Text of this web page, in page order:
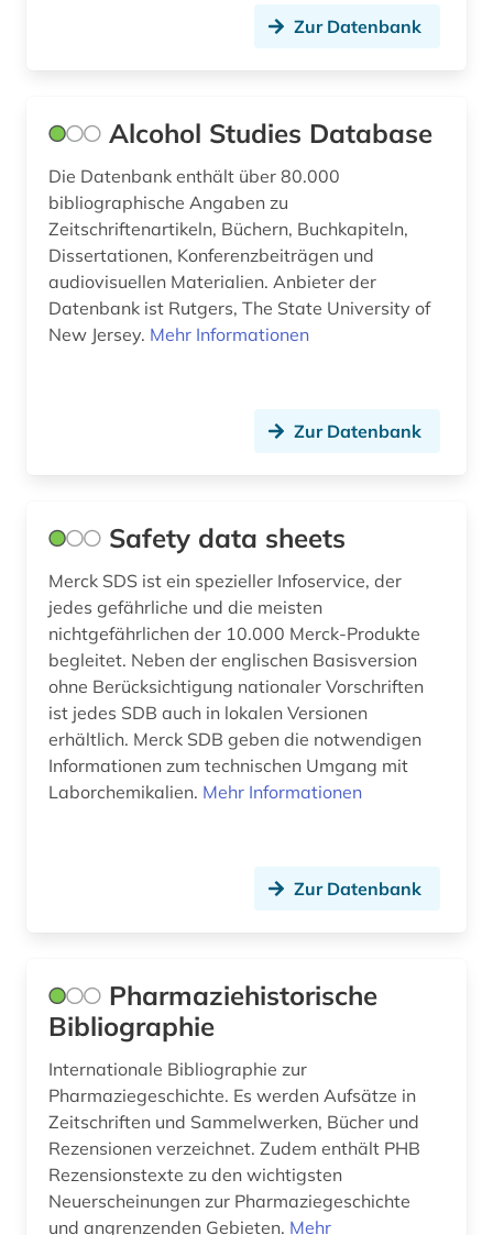
indien (1)
informationsmanagement (1)
informationssystem (1)
ingenieurwissenschaften (1)
inhaltsverzeichnis (1)
internationaler vergleich (1)
internetportal (1)
japan (1)
klinische medizin (1)
klinische prüfung (1)
klinisches experiment (5)
kosmetik (6)
kosmetische inhaltsstoffe (1)
krankenhaus (1)
kristallstruktur (1)
kunst (2)
Zur Datenbank
Alcohol Studies Database
Die Datenbank enthält über 80.000
bibliographische Angaben zu
Zeitschriftenartikeln, Büchern, Buchkapiteln,
Dissertationen, Konferenzbeiträgen und
audiovisuellen Materialien. Anbieter der
Datenbank ist Rutgers, The State University of
New Jersey. Mehr Informationen
Zur Datenbank
Safety data sheets
Merck SDS ist ein spezieller Infoservice, der
jedes gefährliche und die meisten
nichtgefährlichen der 10.000 Merck-Produkte
begleitet. Neben der englischen Basisversion
ohne Berücksichtigung nationaler Vorschriften
ist jedes SDB auch in lokalen Versionen
erhältlich. Merck SDB geben die notwendigen
Informationen zum technischen Umgang mit
Laborchemikalien. Mehr Informationen
Zur Datenbank
Pharmaziehistorische
Bibliographie
Internationale Bibliographie zur
Pharmaziegeschichte. Es werden Aufsätze in
Zeitschriften und Sammelwerken, Bücher und
Rezensionen verzeichnet. Zudem enthält PHB
Rezensionstexte zu den wichtigsten
Neuerscheinungen zur Pharmaziegeschichte
und angrenzenden Gebieten. Mehr